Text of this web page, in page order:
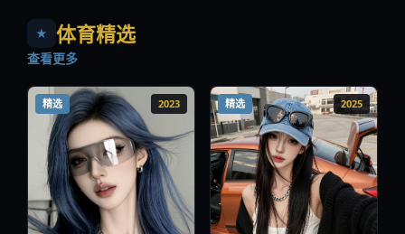
★ 体育精选
查看更多
精选 2023 精选 2025